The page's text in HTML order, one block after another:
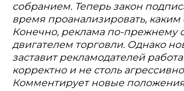
собранием. Теперь закон
время проанализировать, каким
Конечно, реклама по-прежнему
двигателем торговли. Однако
заставит рекламодателей
корректно и не столь
Комментирует новые